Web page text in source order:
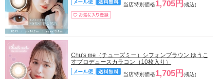
当店特別価格1,705円 (税込)
Chu's me（チューズミー）シフォンブラウン ゆうこ
すプロデュースカラコン（10枚入り）
当店特別価格1,705円 (税込)